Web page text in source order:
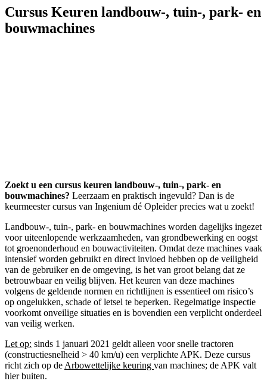
Cursus Keuren landbouw-, tuin-, park- en
bouwmachines
Zoekt u een cursus keuren landbouw-, tuin-, park- en
bouwmachines? Leerzaam en praktisch ingevuld? Dan is de
keurmeester cursus van Ingenium dé Opleider precies wat u zoekt!
Landbouw-, tuin-, park- en bouwmachines worden dagelijks ingezet
voor uiteenlopende werkzaamheden, van grondbewerking en oogst
tot groenonderhoud en bouwactiviteiten. Omdat deze machines vaak
intensief worden gebruikt en direct invloed hebben op de veiligheid
van de gebruiker en de omgeving, is het van groot belang dat ze
betrouwbaar en veilig blijven. Het keuren van deze machines
volgens de geldende normen en richtlijnen is essentieel om risico’s
op ongelukken, schade of letsel te beperken. Regelmatige inspectie
voorkomt onveilige situaties en is bovendien een verplicht onderdeel
van veilig werken.
Let op: sinds 1 januari 2021 geldt alleen voor snelle tractoren
(constructiesnelheid > 40 km/u) een verplichte APK. Deze cursus
richt zich op de Arbowettelijke keuring van machines; de APK valt
hier buiten.